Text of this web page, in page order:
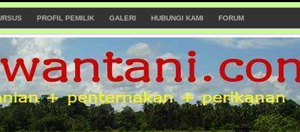
PROFIL PEMILIK GALERI HUBUNGI KAMI FORUM